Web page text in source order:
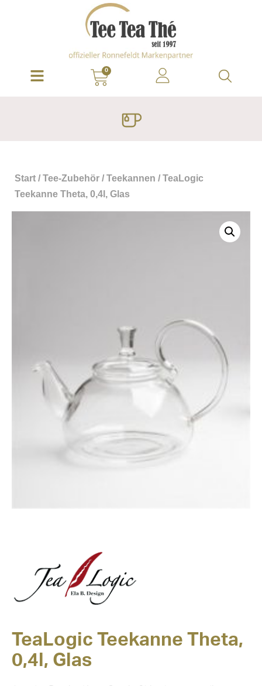
0
Start / Tee-Zubehör / Teekannen / TeaLogic
Teekanne Theta, 0,4l, Glas
TeaLogic Teekanne Theta,
0,4l, Glas